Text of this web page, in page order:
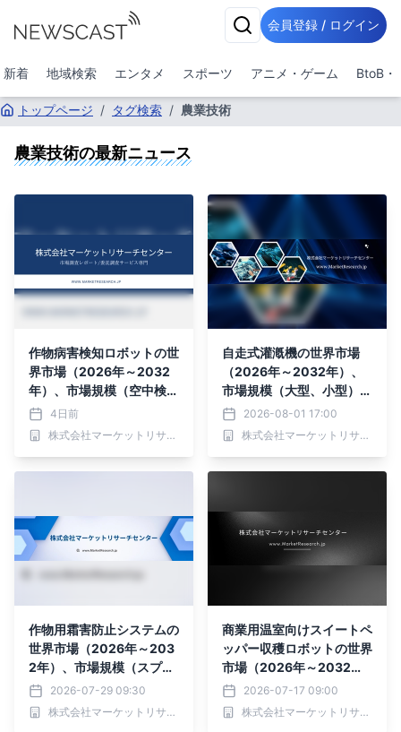
会員登録 / ログイン
新着 地域検索 エンタメ スポーツ アニメ・ゲーム BtoB・
トップページ / タグ検索 / 農業技術
農業技術の最新ニュース
作物病害検知ロボットの世
界市場（2026年～2032
年）、市場規模（空中検知
ドローン、地上自律移動ロ
ボット、レール式／固定構
造型検知ロボット）・分析
4日前
株式会社マーケットリサーチセンター
自走式灌漑機の世界市場
（2026年～2032年）、
市場規模（大型、小型）・
分析レポートを発表
2026-08-01 17:00
株式会社マーケットリサーチセンター
作物用霜害防止システムの
世界市場（2026年～203
2年）、市場規模（スプリ
ンクラー式防霜システム、
被覆材（防霜ネットな
ど）、加熱システム（ヒー
2026-07-29 09:30
株式会社マーケットリサーチセンター
商業用温室向けスイートペ
ッパー収穫ロボットの世界
市場（2026年～2032
年）、市場規模（マルチア
ーム型、シングルアーム
型）・分析レポートを発表
2026-07-17 09:00
株式会社マーケットリサーチセンター